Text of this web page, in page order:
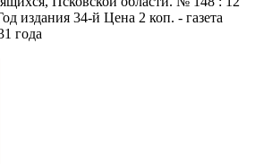
издания 34-й Цена 2 коп. - газета
года